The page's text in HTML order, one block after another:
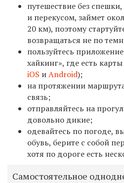
путешествие без
и перекусом, займет
20 км), поэтому
возвращаться не по
пользуйтесь
хайкинг», где есть
iOS иAndroid);
на протяжении
связь;
отправляйтесь на
довольно дикие;
одевайтесь по погоде,
обувь, берите с собой
хотя по дороге есть
Самостоятельное